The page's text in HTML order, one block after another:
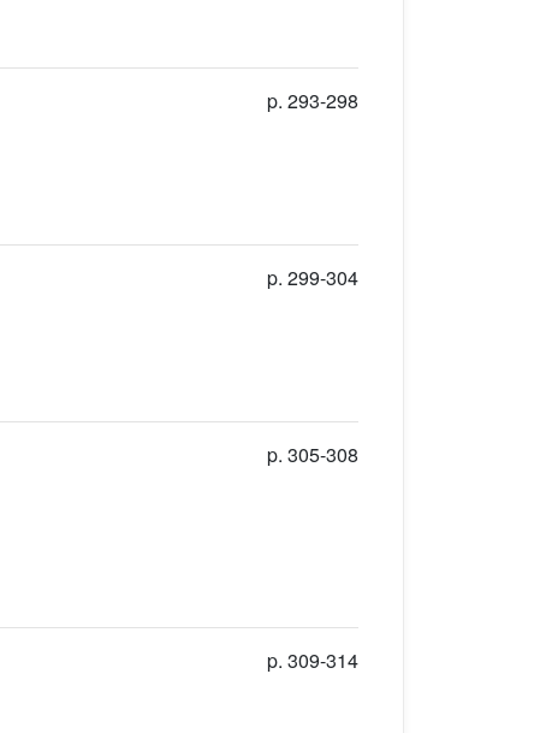
p. 293-298
p. 299-304
p. 305-308
p. 309-314